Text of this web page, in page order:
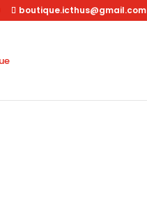
boutique.icthus@gmail.com